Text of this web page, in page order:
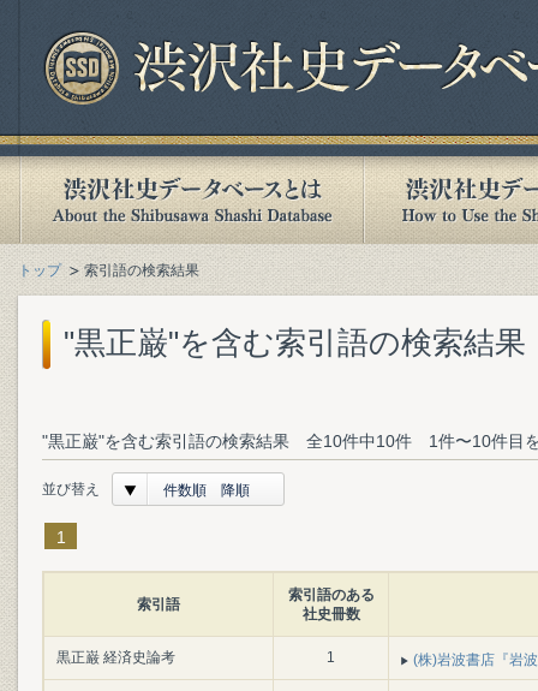
トップ 索引語の検索結果
"黒正巌"を含む索引語の検索結果
"黒正巌"を含む索引語の検索結果 全10件中10件 1件〜10件目
並び替え 件数順 降順
1
索引語
索引語のある
社史冊数
黒正巌 経済史論考 1 (株)岩波書店『岩